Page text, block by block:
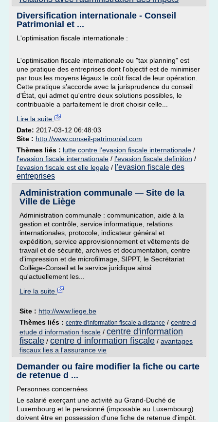
Diversification internationale - Conseil
Patrimonial et ...
L'optimisation fiscale internationale :
L'optimisation fiscale internationale ou "tax planning" est
une pratique des entreprises dont l'objectif est de minimiser
par tous les moyens légaux le coût fiscal de leur opération.
Cette pratique s'accorde avec la jurisprudence du conseil
d'État, qui admet qu'entre deux solutions possibles, le
contribuable a parfaitement le droit choisir celle...
Lire la suite
Date: 2017-03-12 06:48:03
Site : http://www.conseil-patrimonial.com
Thèmes liés : lutte contre l'evasion fiscale internationale /
l'evasion fiscale internationale / l'evasion fiscale definition /
l'evasion fiscale est elle legale / l'evasion fiscale des
entreprises
Administration communale — Site de la
Ville de Liège
Administration communale : communication, aide à la
gestion et contrôle, service informatique, relations
internationales, protocole, indicateur général et
expédition, service approvisionnement et vêtements de
travail et de sécurité, archives et documentation, centre
d'impression et de microfilmage, SIPPT, le Secrétariat
Collège-Conseil et le service juridique ainsi
qu'actuellement les...
Lire la suite
Site : http://www.liege.be
Thèmes liés : centre d'information fiscale a distance / centre d
etude d information fiscale / centre d'information
fiscale / centre d information fiscale / avantages
fiscaux lies a l'assurance vie
Demander ou faire modifier la fiche ou carte
de retenue d ...
Personnes concernées
Le salarié exerçant une activité au Grand-Duché de
Luxembourg et le pensionné (imposable au Luxembourg)
doivent être en possession d'une fiche de retenue d'impôt.